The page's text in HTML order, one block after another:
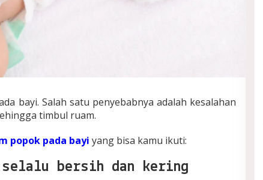
bayi. Salah satu penyebabnya adalah kesalahan
timbul ruam.
popok pada bayi yang bisa kamu ikuti:
bersih dan kering